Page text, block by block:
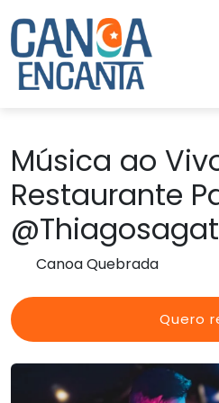
Música ao
Restaurante
Canoa Quebrada
Quero